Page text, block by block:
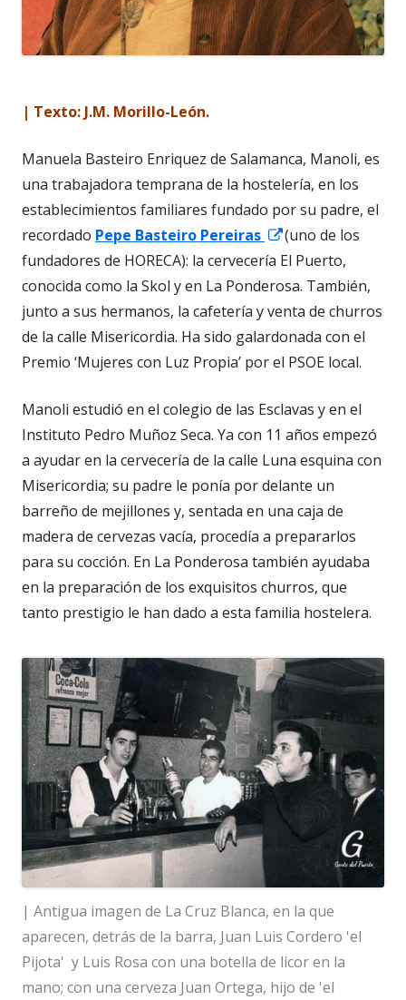
| Texto: J.M. Morillo-León.
Manuela Basteiro Enriquez de Salamanca, Manoli, es
una trabajadora temprana de la hostelería, en los
establecimientos familiares fundado por su padre, el
recordado Pepe Basteiro Pereiras
Abrir
en
una
ventana
nueva
(uno de los
fundadores de HORECA): la cervecería El Puerto,
conocida como la Skol y en La Ponderosa. También,
junto a sus hermanos, la cafetería y venta de churros
de la calle Misericordia. Ha sido galardonada con el
Premio ‘Mujeres con Luz Propia’ por el PSOE local.
Manoli estudió en el colegio de las Esclavas y en el
Instituto Pedro Muñoz Seca. Ya con 11 años empezó
a ayudar en la cervecería de la calle Luna esquina con
Misericordia; su padre le ponía por delante un
barreño de mejillones y, sentada en una caja de
madera de cervezas vacía, procedía a prepararlos
para su cocción. En La Ponderosa también ayudaba
en la preparación de los exquisitos churros, que
tanto prestigio le han dado a esta familia hostelera.
| Antigua imagen de La Cruz Blanca, en la que
aparecen, detrás de la barra, Juan Luis Cordero 'el
Pijota' y Luis Rosa con una botella de licor en la
mano; con una cerveza Juan Ortega, hijo de 'el